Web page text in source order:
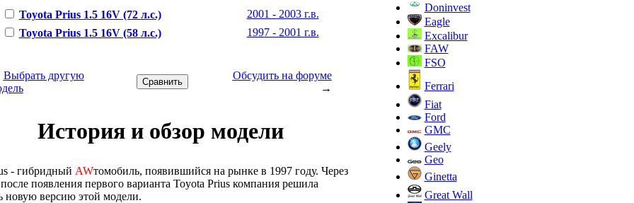
Toyota Prius 1.5 16V (72 л.с.)
2001 - 2003 г.в.
Toyota Prius 1.5 16V (58 л.с.)
1997 - 2001 г.в.
Выбрать другую
Обсудить на форуме
→
История и обзор модели
- гибридный AWтомобиль, появившийся на рынке в 1997 году. Через
появления первого варианта Toyota Prius компания решила
новую версию этой модели.
Doninvest
Eagle
Excalibur
FAW
FSO
Ferrari
Fiat
Ford
GMC
Geely
Geo
Ginetta
Great Wall